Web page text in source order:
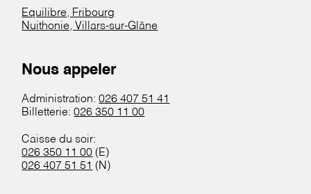
Equilibre, Fribourg
Nuithonie, Villars-sur-Glâne
Nous appeler
Administration:026 407 51 41
Billetterie:026 350 11 00
Caisse du soir:
026 350 11 00 (E)
026 407 51 51 (N)